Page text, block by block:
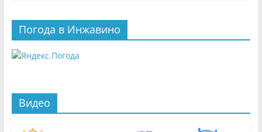
Погода в Инжавино
Видео